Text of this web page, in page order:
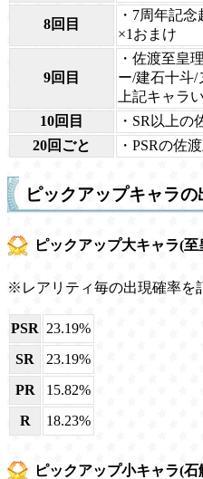
8回目
・7周年記
×1おまけ
9回目
・佐渡至皇
ー/建石十斗/
上記キャラ
10回目
・SR以上の
20回ごと
・PSRの佐
ピックアップキャラの
ピックアップ大キャラ(
※レアリティ毎の出現確率を
PSR 23.19%
SR
23.19%
PR
15.82%
R
18.23%
ピックアップ小キャラ(